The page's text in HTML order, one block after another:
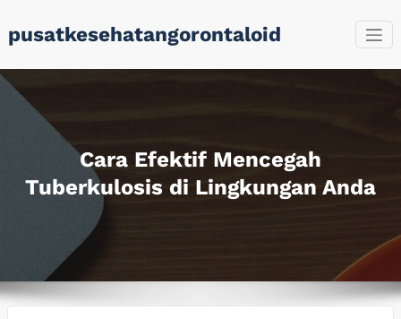
to
content
pusatkesehatangorontaloid
Cara Efektif Mencegah
Tuberkulosis di Lingkungan Anda